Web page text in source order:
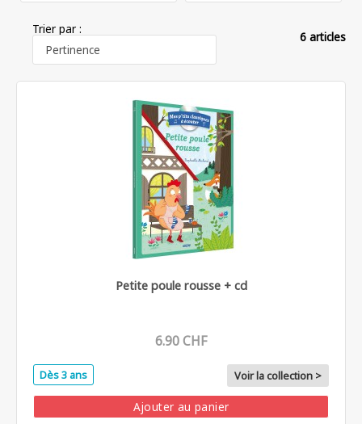
Trier par :
6 articles
Petite poule rousse + cd
6.90 CHF
Dès 3 ans Voir la collection >
Ajouter au panier